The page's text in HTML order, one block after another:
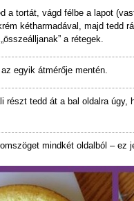
a tortát, vágd félbe a lapot
kétharmadával, majd tedd
a rétegek.
egyik átmérője mentén.
részt tedd át a bal oldalra úgy,
mindkét oldalból – ez